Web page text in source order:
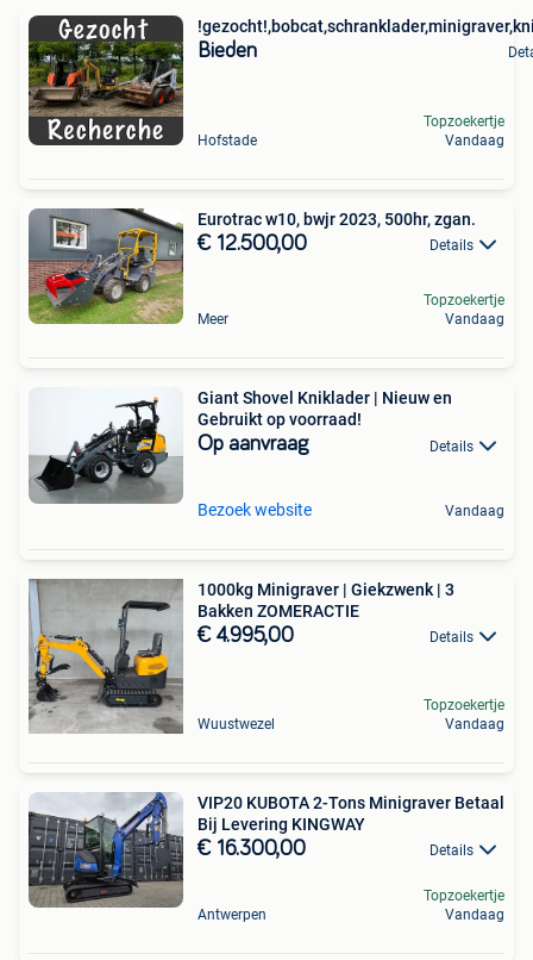
Bieden
Hofstade
Topzoekertje
Vandaag
Eurotrac w10, bwjr 2023, 500hr, zgan.
€ 12.500,00 Details
Meer
Topzoekertje
Vandaag
Giant Shovel Kniklader | Nieuw en
Gebruikt op voorraad!
Op aanvraag Details
Bezoek website Vandaag
1000kg Minigraver | Giekzwenk | 3
Bakken ZOMERACTIE
€ 4.995,00 Details
Wuustwezel
Topzoekertje
Vandaag
VIP20 KUBOTA 2-Tons Minigraver Betaal
Bij Levering KINGWAY
€ 16.300,00 Details
Antwerpen
Topzoekertje
Vandaag